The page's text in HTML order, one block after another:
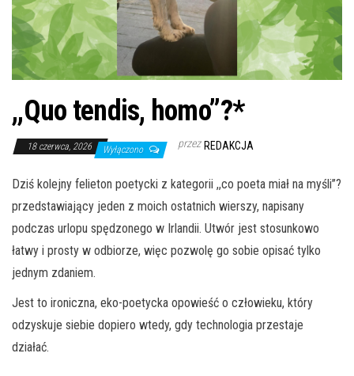
,,Quo tendis, homo’’?*
18 czerwca, 2026 Wyłączono przez REDAKCJA
Dziś kolejny felieton poetycki z kategorii ,,co poeta miał na myśli’’?
przedstawiający jeden z moich ostatnich wierszy, napisany
podczas urlopu spędzonego w Irlandii. Utwór jest stosunkowo
łatwy i prosty w odbiorze, więc pozwolę go sobie opisać tylko
jednym zdaniem.
Jest to ironiczna, eko-poetycka opowieść o człowieku, który
odzyskuje siebie dopiero wtedy, gdy technologia przestaje
działać.